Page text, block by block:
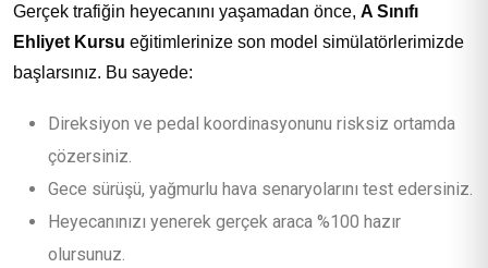
Gerçek trafiğin heyecanını yaşamadan önce, A Sınıfı
Ehliyet Kursu eğitimlerinize son model simülatörlerimizde
başlarsınız. Bu sayede:
Direksiyon ve pedal koordinasyonunu risksiz ortamda
çözersiniz.
Gece sürüşü, yağmurlu hava senaryolarını test edersiniz.
Heyecanınızı yenerek gerçek araca %100 hazır
olursunuz.